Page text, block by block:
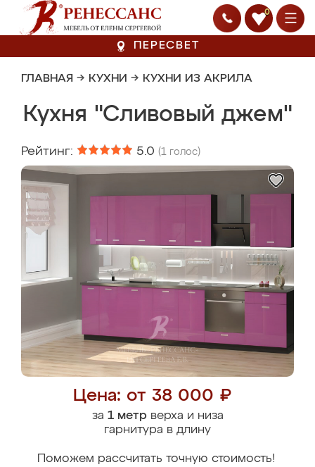
0
ПЕРЕСВЕТ
ГЛАВНАЯ → КУХНИ → КУХНИ ИЗ АКРИЛА
Кухня "Сливовый джем"
Рейтинг: 5.0 (1 голос)
Цена: от 38 000 ₽
за 1 метрверха и низа
гарнитура в длину
Поможем рассчитать точную стоимость!